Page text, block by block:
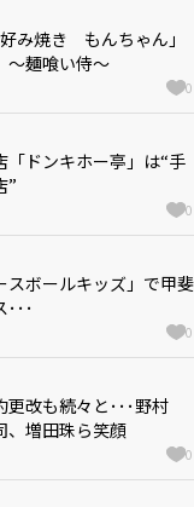
み焼き もんちゃん｣
麺喰い侍～
0
ドンキホー亭」は“手
”
0
スボールキッズ」で甲斐
･･
0
改も続々と･･･野村
、増田珠ら笑顔
0